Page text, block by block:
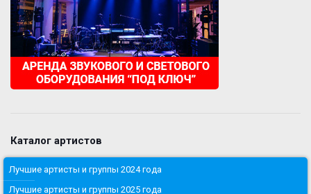
Каталог артистов
Лучшие артисты и группы 2024 года
Лучшие артисты и группы 2025 года